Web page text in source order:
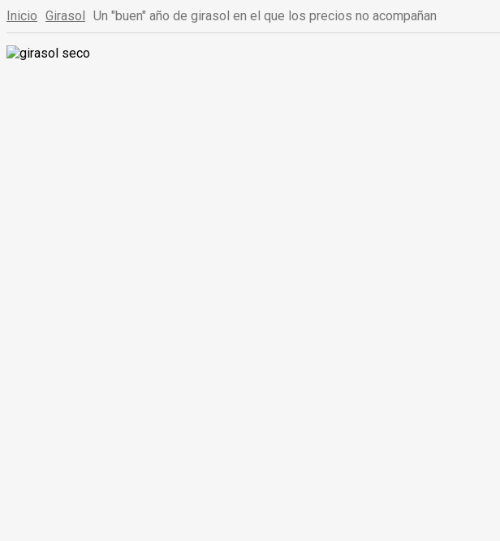
Inicio Girasol Un "buen" año de girasol en el que los precios no acompañan